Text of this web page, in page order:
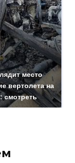
место
вертолета на
смотреть